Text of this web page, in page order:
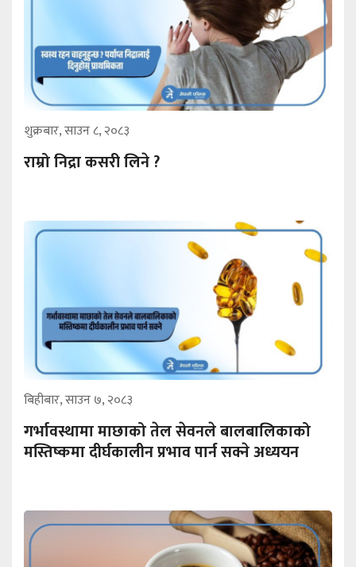
शुक्रबार, साउन ८, २०८३
राम्रो निद्रा कसरी लिने ?
बिहीबार, साउन ७, २०८३
गर्भावस्थामा माछाको तेल सेवनले बालबालिकाको
मस्तिष्कमा दीर्घकालीन प्रभाव पार्न सक्ने अध्ययन